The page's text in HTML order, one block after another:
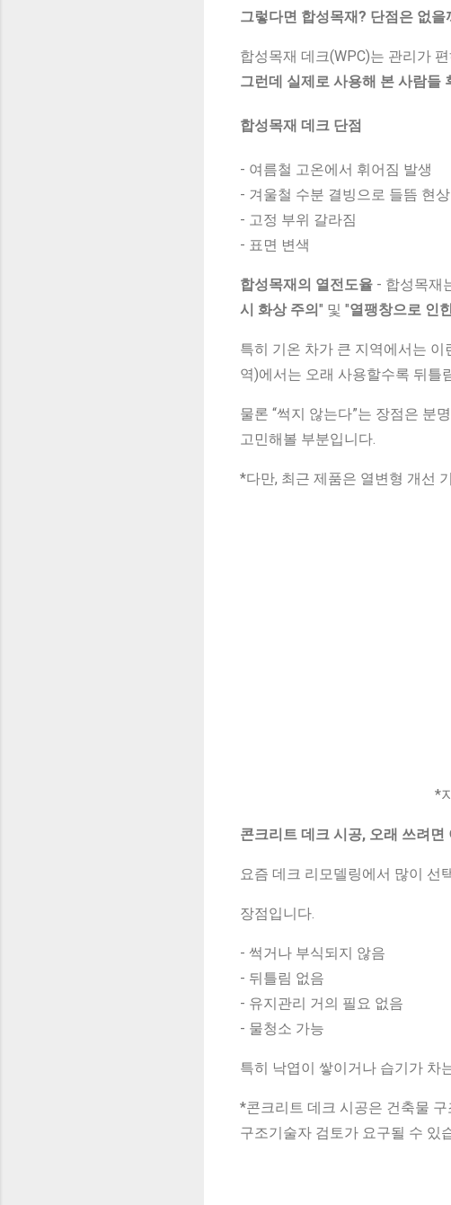
그렇다면 합성목재? 단점은 없을
합성목재 데크(WPC)는 관리가
그런데 실제로 사용해 본 사람들
합성목재 데크 단점
- 여름철 고온에서 휘어짐 발생
- 겨울철 수분 결빙으로 들뜸 현상
- 고정 부위 갈라짐
- 표면 변색
합성목재의 열전도율 - 합성목재
시 화상 주의 " 및 "열팽창으로 인
특히 기온 차가 큰 지역에서는
역)에서는 오래 사용할수록 뒤틀
물론 “썩지 않는다”는 장점은 분
고민해볼 부분입니다.
*다만, 최근 제품은 열변형 개선
*
콘크리트 데크 시공, 오래 쓰려면
요즘 데크 리모델링에서 많이 선
장점입니다.
- 썩거나 부식되지 않음
- 뒤틀림 없음
- 유지관리 거의 필요 없음
- 물청소 가능
특히 낙엽이 쌓이거나 습기가 차
*콘크리트 데크 시공은 건축물
구조기술자 검토가 요구될 수 있